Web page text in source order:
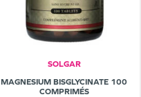
SOLGAR
MAGNESIUM BISGLYCINATE 100
COMPRIMÉS